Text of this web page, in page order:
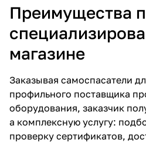
Преимущества
магазине
Заказывая самоспасатели
профильного поставщика
оборудования, заказчик
а комплексную услугу:
проверку сертификатов,